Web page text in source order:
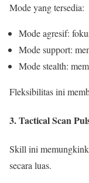
Mode yang tersedia:
Mode agresif:
Mode support:
Mode stealth:
Fleksibilitas ini
3. Tactical Scan
Skill ini
secara luas.